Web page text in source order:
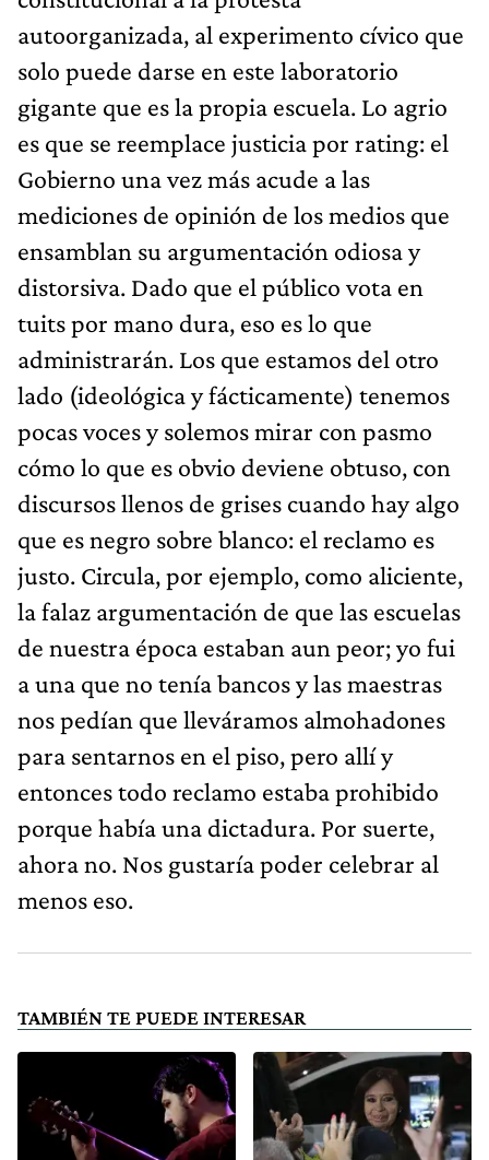
autoorganizada, al experimento cívico que
solo puede darse en este laboratorio
gigante que es la propia escuela. Lo agrio
es que se reemplace justicia por rating: el
Gobierno una vez más acude a las
mediciones de opinión de los medios que
ensamblan su argumentación odiosa y
distorsiva. Dado que el público vota en
tuits por mano dura, eso es lo que
administrarán. Los que estamos del otro
lado (ideológica y fácticamente) tenemos
pocas voces y solemos mirar con pasmo
cómo lo que es obvio deviene obtuso, con
discursos llenos de grises cuando hay algo
que es negro sobre blanco: el reclamo es
justo. Circula, por ejemplo, como aliciente,
la falaz argumentación de que las escuelas
de nuestra época estaban aun peor; yo fui
a una que no tenía bancos y las maestras
nos pedían que lleváramos almohadones
para sentarnos en el piso, pero allí y
entonces todo reclamo estaba prohibido
porque había una dictadura. Por suerte,
ahora no. Nos gustaría poder celebrar al
menos eso.
TAMBIÉN TE PUEDE INTERESAR